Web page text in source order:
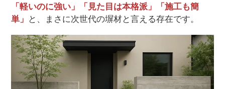
「軽いのに強い」「見た目は本格派」「施工も簡
単」 と、まさに次世代の塀材と言える存在です。